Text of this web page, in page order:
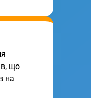
що
на